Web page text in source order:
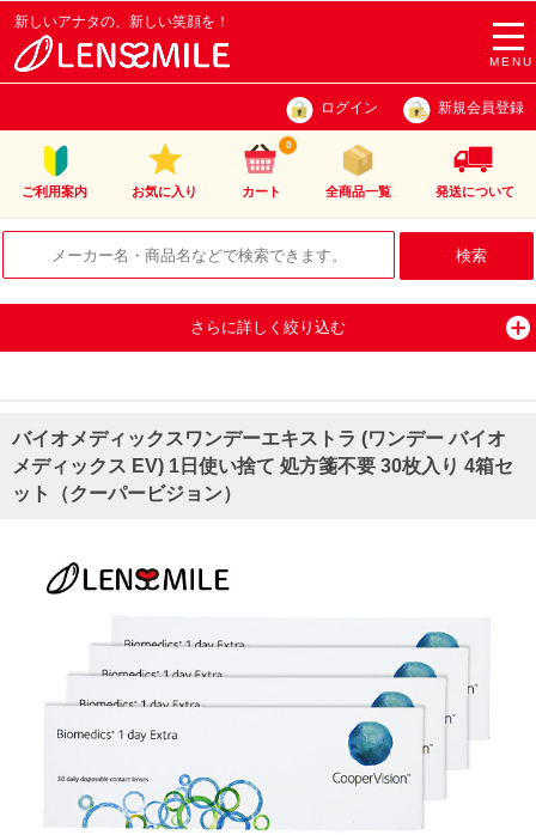
MENU
新しいアナタの、新しい笑顔を！
ログイン 新規会員登録
ご利用案内 お気に入り カート
0
全商品一覧 発送について
さらに詳しく絞り込む
バイオメディックスワンデーエキストラ (ワンデー バイオ
メディックス EV) 1日使い捨て 処方箋不要 30枚入り 4箱セ
ット（クーパービジョン）